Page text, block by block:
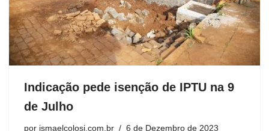
Indicação pede isenção de IPTU na 9
de Julho
por ismaelcolosi.com.br 6 de Dezembro de 2023